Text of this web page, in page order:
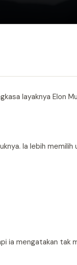
layaknya Elon
Ia lebih
ia mengatakan tak